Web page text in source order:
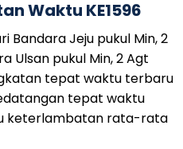
Waktu KE1596
Bandara Jeju pukul Min, 2
Ulsan pukul Min, 2 Agt
tepat waktu terbaru
tepat waktu
keterlambatan rata-rata